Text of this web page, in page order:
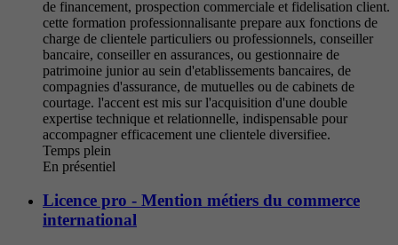
de financement, prospection commerciale et fidelisation client.
cette formation professionnalisante prepare aux fonctions de
charge de clientele particuliers ou professionnels, conseiller
bancaire, conseiller en assurances, ou gestionnaire de
patrimoine junior au sein d'etablissements bancaires, de
compagnies d'assurance, de mutuelles ou de cabinets de
courtage. l'accent est mis sur l'acquisition d'une double
expertise technique et relationnelle, indispensable pour
accompagner efficacement une clientele diversifiee.
Temps plein
En présentiel
Licence pro - Mention métiers du commerce
international